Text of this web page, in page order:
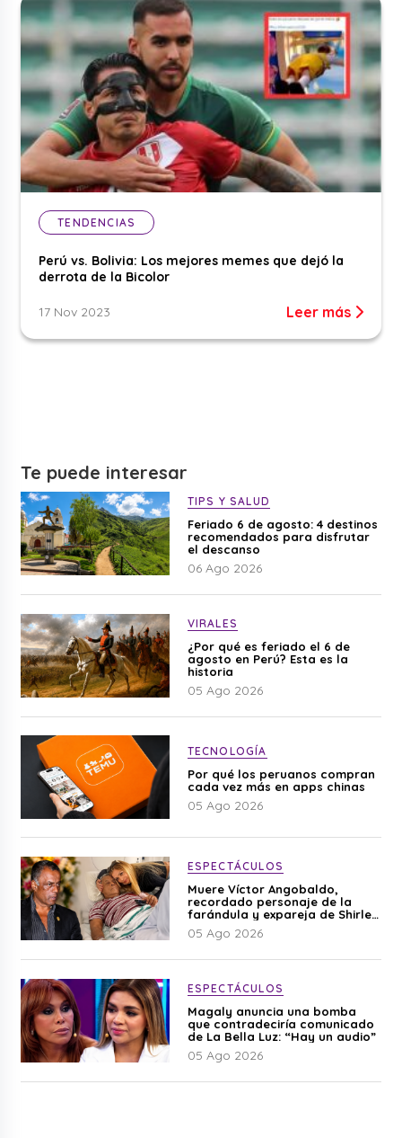
TENDENCIAS
Perú vs. Bolivia: Los mejores memes que dejó la
derrota de la Bicolor
17 Nov 2023 Leer más
Te puede interesar
TIPS Y SALUD
Feriado 6 de agosto: 4 destinos
recomendados para disfrutar
el descanso
06 Ago 2026
VIRALES
¿Por qué es feriado el 6 de
agosto en Perú? Esta es la
historia
05 Ago 2026
TECNOLOGÍA
Por qué los peruanos compran
cada vez más en apps chinas
05 Ago 2026
ESPECTÁCULOS
Muere Víctor Angobaldo,
recordado personaje de la
farándula y expareja de Shirley
Cherres
05 Ago 2026
ESPECTÁCULOS
Magaly anuncia una bomba
que contradeciría comunicado
de La Bella Luz: “Hay un audio”
05 Ago 2026